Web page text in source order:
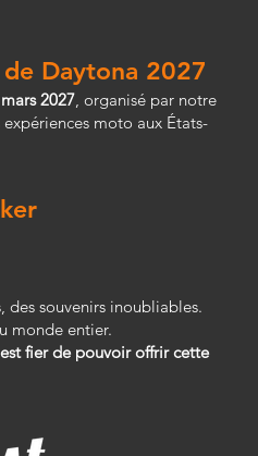
Daytona 2027
2027, organisé par notre
moto aux États-
des souvenirs inoubliables.
monde entier.
fier de pouvoir offrir cette